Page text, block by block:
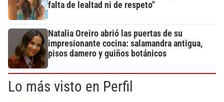
falta de lealtad ni de respeto"
Natalia Oreiro abrió las puertas de su
impresionante cocina: salamandra antigua,
pisos damero y guiños botánicos
Lo más visto en Perfil